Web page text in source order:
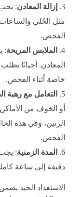
إزالة المعادن:
مثل الحُلي
الفحص.
الملابس المريحة:
المعادن. أحيانًا
خاصة أثناء الفحص.
التعامل مع رهبة
الرنين، وفي هذه
الفحص.
المدة الزمنية
دقيقة إلى ساعة
الاستعداد الجيد